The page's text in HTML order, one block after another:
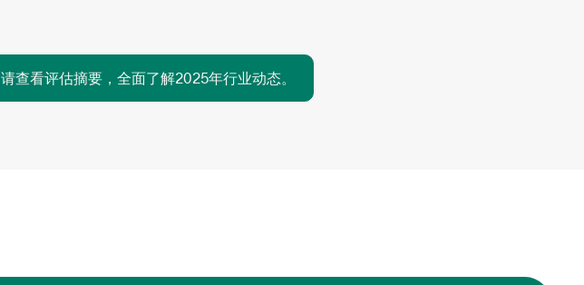
请查看评估摘要，全面了解2025年行业动态。